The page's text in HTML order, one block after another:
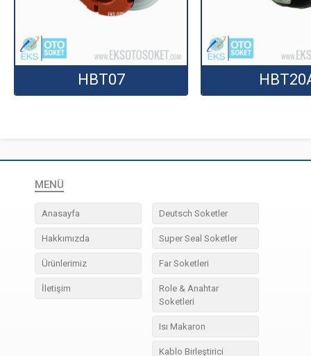
HBT07
MENÜ
Anasayfa
Hakkımızda
Ürünlerimiz
İletişim
Deutsch Soketler
Super Seal Soketler
Far Soketleri
Role & Anahtar
Soketleri
Isı Makaron
Kablo Birleştirici